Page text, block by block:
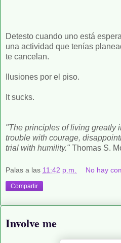
Detesto cuando uno está
una actividad que tenías
te cancelan.
Ilusiones por el piso.
It sucks.
"The principles of living greatly
trouble with courage,
trial with humility." Thomas S.
Palas a las 11:42 p.m. No hay
Compartir
Involve me